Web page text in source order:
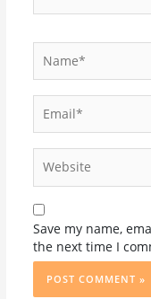
Save my name,
the next time I